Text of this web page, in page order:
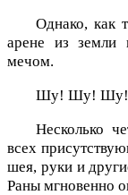
Однако, как
арене из земли
мечом.
Шу! Шу! Шу!
Несколько
всех
шея, руки и
Раны мгновенно